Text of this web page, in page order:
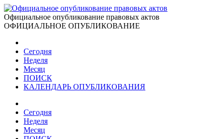
Официальное опубликование правовых актов
ОФИЦИАЛЬНОЕ ОПУБЛИКОВАНИЕ
Сегодня
Неделя
Месяц
ПОИСК
КАЛЕНДАРЬ ОПУБЛИКОВАНИЯ
Сегодня
Неделя
Месяц